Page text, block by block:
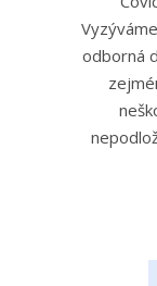
odborná